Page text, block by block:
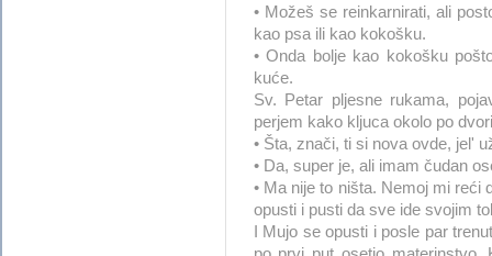
• Možeš se reinkarnirati, ali
kao psa ili kao kokošku.
• Onda bolje kao kokošku
kuće.
Sv. Petar pljesne rukama,
perjem kako kljuca okolo po
• Šta, znači, ti si nova ovde, jel'
• Da, super je, ali imam čudan
• Ma nije to ništa. Nemoj mi reći
opusti i pusti da sve ide svojim
I Mujo se opusti i posle par